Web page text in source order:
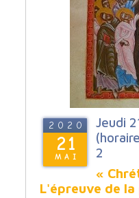
2020
21
MAI
Jeudi
2
«
L'épreuve de